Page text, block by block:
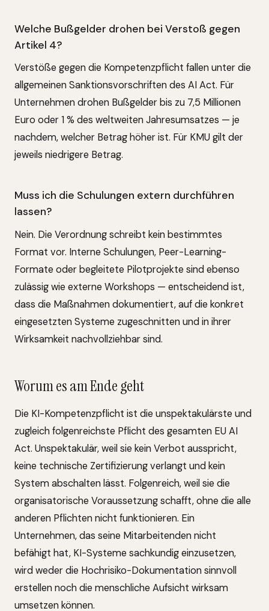
Welche Bußgelder drohen bei Verstoß gegen
Artikel 4?
Verstöße gegen die Kompetenzpflicht fallen unter die
allgemeinen Sanktionsvorschriften des AI Act. Für
Unternehmen drohen Bußgelder bis zu 7,5 Millionen
Euro oder 1 % des weltweiten Jahresumsatzes — je
nachdem, welcher Betrag höher ist. Für KMU gilt der
jeweils niedrigere Betrag.
Muss ich die Schulungen extern durchführen
lassen?
Nein. Die Verordnung schreibt kein bestimmtes
Format vor. Interne Schulungen, Peer-Learning-
Formate oder begleitete Pilotprojekte sind ebenso
zulässig wie externe Workshops — entscheidend ist,
dass die Maßnahmen dokumentiert, auf die konkret
eingesetzten Systeme zugeschnitten und in ihrer
Wirksamkeit nachvollziehbar sind.
Worum es am Ende geht
Die KI-Kompetenzpflicht ist die unspektakulärste und
zugleich folgenreichste Pflicht des gesamten EU AI
Act. Unspektakulär, weil sie kein Verbot ausspricht,
keine technische Zertifizierung verlangt und kein
System abschalten lässt. Folgenreich, weil sie die
organisatorische Voraussetzung schafft, ohne die alle
anderen Pflichten nicht funktionieren. Ein
Unternehmen, das seine Mitarbeitenden nicht
befähigt hat, KI-Systeme sachkundig einzusetzen,
wird weder die Hochrisiko-Dokumentation sinnvoll
erstellen noch die menschliche Aufsicht wirksam
umsetzen können.